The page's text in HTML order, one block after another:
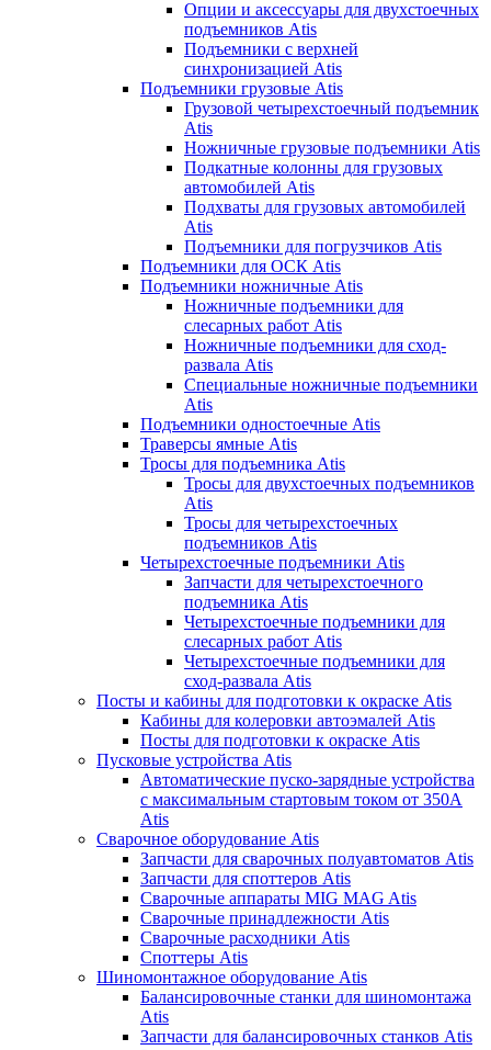
Опции и аксессуары для двухстоечных
подъемников Atis
Подъемники с верхней
синхронизацией Atis
Подъемники грузовые Atis
Грузовой четырехстоечный подъемник
Atis
Ножничные грузовые подъемники Atis
Подкатные колонны для грузовых
автомобилей Atis
Подхваты для грузовых автомобилей
Atis
Подъемники для погрузчиков Atis
Подъемники для ОСК Atis
Подъемники ножничные Atis
Ножничные подъемники для
слесарных работ Atis
Ножничные подъемники для сход-
развала Atis
Специальные ножничные подъемники
Atis
Подъемники одностоечные Atis
Траверсы ямные Atis
Тросы для подъемника Atis
Тросы для двухстоечных подъемников
Atis
Тросы для четырехстоечных
подъемников Atis
Четырехстоечные подъемники Atis
Запчасти для четырехстоечного
подъемника Atis
Четырехстоечные подъемники для
слесарных работ Atis
Четырехстоечные подъемники для
сход-развала Atis
Посты и кабины для подготовки к окраске Atis
Кабины для колеровки автоэмалей Atis
Посты для подготовки к окраске Atis
Пусковые устройства Atis
Автоматические пуско-зарядные устройства
с максимальным стартовым током от 350А
Atis
Сварочное оборудование Atis
Запчасти для сварочных полуавтоматов Atis
Запчасти для споттеров Atis
Сварочные аппараты MIG MAG Atis
Сварочные принадлежности Atis
Сварочные расходники Atis
Споттеры Atis
Шиномонтажное оборудование Atis
Балансировочные станки для шиномонтажа
Atis
Запчасти для балансировочных станков Atis